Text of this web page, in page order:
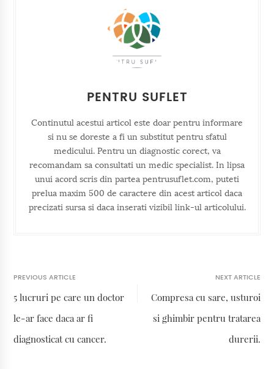
PENTRU SUFLET
Continutul acestui articol este doar pentru informare
si nu se doreste a fi un substitut pentru sfatul
medicului. Pentru un diagnostic corect, va
recomandam sa consultati un medic specialist. In lipsa
unui acord scris din partea pentrusuflet.com, puteti
prelua maxim 500 de caractere din acest articol daca
precizati sursa si daca inserati vizibil link-ul articolului.
PREVIOUS ARTICLE
5 lucruri pe care un doctor
le-ar face daca ar fi
diagnosticat cu cancer.
NEXT ARTICLE
Compresa cu sare, usturoi
si ghimbir pentru tratarea
durerii.